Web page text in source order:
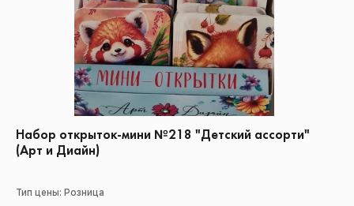
Набор открыток-мини №218 "Детский ассорти"
(Арт и Диайн)
Тип цены: Розница